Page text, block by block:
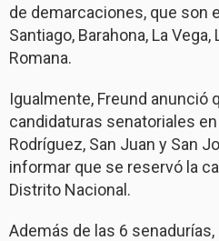
de demarcaciones, que son
Santiago, Barahona, La Vega,
Romana.
Igualmente, Freund anunció
candidaturas senatoriales
Rodríguez, San Juan y San
informar que se reservó la
Distrito Nacional.
Además de las 6